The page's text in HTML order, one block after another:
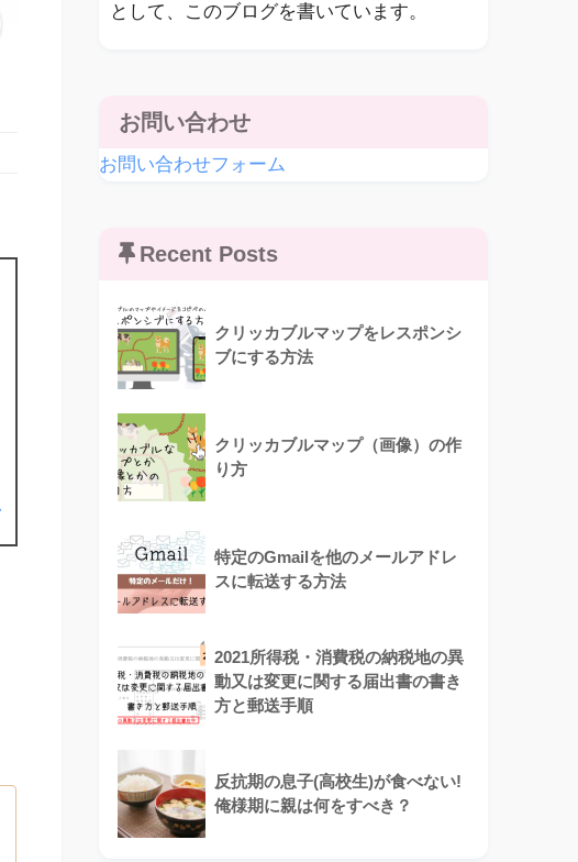
として、このブログを書いています。
お問い合わせ
お問い合わせフォーム
Recent Posts
クリッカブルマップをレスポンシ
ブにする方法
クリッカブルマップ（画像）の作
り方
特定のGmailを他のメールアドレ
スに転送する方法
2021所得税・消費税の納税地の異
動又は変更に関する届出書の書き
方と郵送手順
反抗期の息子(高校生)が食べない!
俺様期に親は何をすべき？